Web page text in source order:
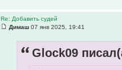
Re: Добавить судей
Димаш 07 янв 2025, 19:41
Glock09